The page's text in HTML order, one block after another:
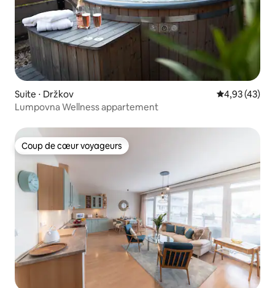
Suite ⋅ Držkov Évaluation
4,93 (43)
Lumpovna Wellness appartement
Coup de cœur voyageurs
Coup de cœur voyageurs